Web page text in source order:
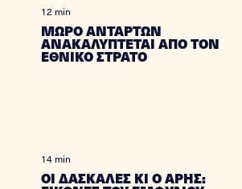
12 min
ΜΩΡΟ ΑΝΤΑΡΤΩΝ
ΑΝΑΚΑΛΥΠΤΕΤΑΙ ΑΠΟ ΤΟΝ
ΕΘΝΙΚΟ ΣΤΡΑΤΟ
14 min
ΟΙ ΔΑΣΚΑΛΕΣ ΚΙ Ο ΑΡΗΣ: